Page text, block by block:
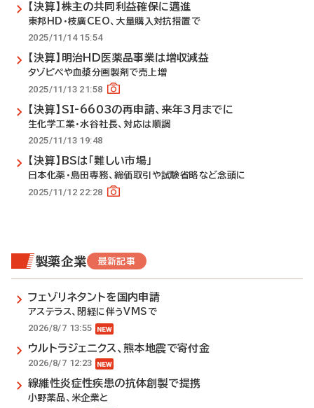
【決算】株主の共同利益確保に邁進
東邦HD・枝廣CEO、大量購入対抗措置で
2025/11/14 15:54
【決算】明治HD医薬品事業は増収減益
タゾピペや血漿分画製剤で売上増
2025/11/13 21:58
【決算】SI-6603の再申請、来年3月までに
生化学工業・水谷社長、対応は順調
2025/11/13 19:48
【決算】BSは「難しい市場」
日本化薬・島田専務、総価取引や試験省略など念頭に
2025/11/12 22:28
製薬企業 最新記事
フェゾリネタントを国内申請
アステラス、閉経に伴うVMSで
2026/8/7 13:55
ウルトラジェニクス、熊本地震で寄付金
2026/8/7 12:23
線維性炎症性疾患の抗体創製で提携
小野薬品、米企業と